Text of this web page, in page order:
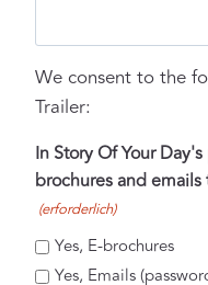
h
r
ä
s
t
r
i
We consent to the
Trailer:
In Story Of Your
brochures and
(erforderlich)
Yes, E-brochures
Yes, Emails